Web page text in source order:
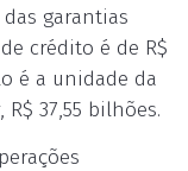
garantias
crédito é de R$
é a unidade da
37,55 bilhões.